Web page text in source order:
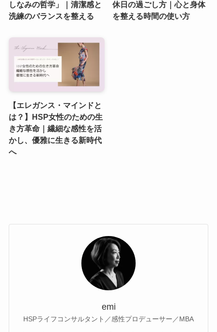
しなみの哲学」｜清潔感と
洗練のバランスを整える
休日の過ごし方｜心と身体
を整える時間の使い方
【エレガンス・マインドと
は？】HSP女性のための生
き方革命｜繊細な感性を活
かし、優雅に生きる新時代
へ
emi
HSPライフコンサルタント／感性プロデューサー／MBA